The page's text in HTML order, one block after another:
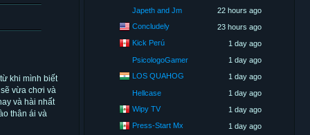
khi mình biết
vừa chơi và
và hài nhất
thân ái và
Japeth and Jm
22 hours ago
Concludely
23 hours ago
Kick Perú
1 day ago
PsicologoGamer
1 day ago
LOS QUAHOG
1 day ago
Hellcase
1 day ago
Wipy TV
1 day ago
Press-Start Mx
1 day ago